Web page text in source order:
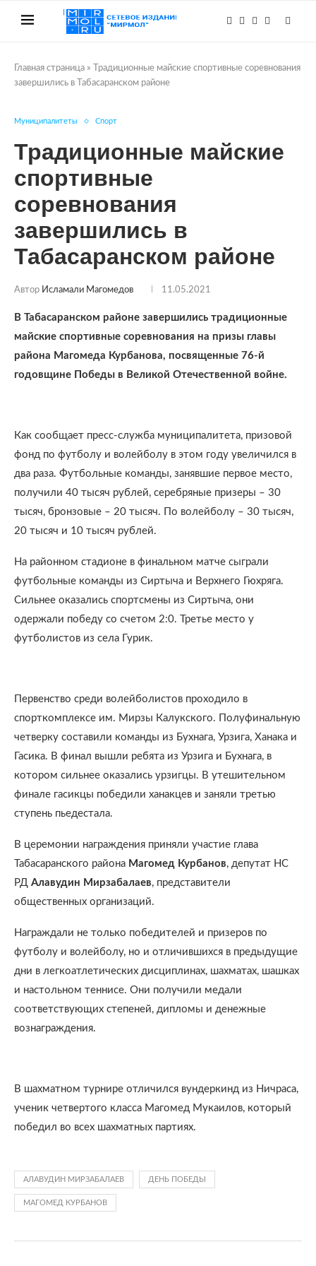
Главная страница »
Традиционные майские спортивные соревнования
завершились в Табасаранском районе
Муниципалитеты Спорт
Традиционные майские
спортивные
соревнования
завершились в
Табасаранском районе
Автор Исламали Магомедов 11.05.2021
В Табасаранском районе завершились традиционные
майские спортивные соревнования на призы главы
района Магомеда Курбанова, посвященные 76-й
годовщине Победы в Великой Отечественной войне.
Как сообщает пресс-служба муниципалитета, призовой
фонд по футболу и волейболу в этом году увеличился в
два раза. Футбольные команды, занявшие первое место,
получили 40 тысяч рублей, серебряные призеры – 30
тысяч, бронзовые – 20 тысяч. По волейболу – 30 тысяч,
20 тысяч и 10 тысяч рублей.
На районном стадионе в финальном матче сыграли
футбольные команды из Сиртыча и Верхнего Гюхряга.
Сильнее оказались спортсмены из Сиртыча, они
одержали победу со счетом 2:0. Третье место у
футболистов из села Гурик.
Первенство среди волейболистов проходило в
спорткомплексе им. Мирзы Калукского. Полуфинальную
четверку составили команды из Бухнага, Урзига, Ханака и
Гасика. В финал вышли ребята из Урзига и Бухнага, в
котором сильнее оказались урзигцы. В утешительном
финале гасикцы победили ханакцев и заняли третью
ступень пьедестала.
В церемонии награждения приняли участие глава
Табасаранского района Магомед Курбанов, депутат НС
РД Алавудин Мирзабалаев, представители
общественных организаций.
Награждали не только победителей и призеров по
футболу и волейболу, но и отличившихся в предыдущие
дни в легкоатлетических дисциплинах, шахматах, шашках
и настольном теннисе. Они получили медали
соответствующих степеней, дипломы и денежные
вознаграждения.
В шахматном турнире отличился вундеркинд из Ничраса,
ученик четвертого класса Магомед Мукаилов, который
победил во всех шахматных партиях.
АЛАВУДИН МИРЗАБАЛАЕВ ДЕНЬ ПОБЕДЫ
МАГОМЕД КУРБАНОВ